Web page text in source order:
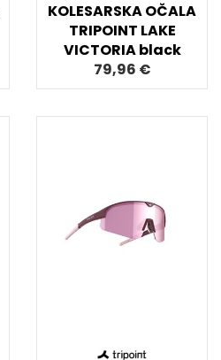
KOLESARSKA OČALA
TRIPOINT LAKE
VICTORIA black
79,96 €